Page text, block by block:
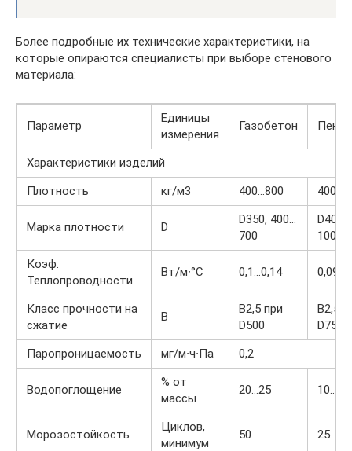
Более подробные их технические характеристики, на
которые опираются специалисты при выборе стенового
материала:
Параметр
Единицы
измерения
Газобетон
Характеристики изделий
Плотность
кг/м3 400…800
Марка плотности D
D350, 400…
700
Коэф.
Теплопроводности
Вт/м∙°С 0,1…0,14
Класс прочности на
сжатие
B
B2,5 при
D500
B2,5
D750
Паропроницаемость
мг/м∙ч∙Па 0,2
Водопоглощение
% от
массы
20…25 10…16
Морозостойкость
Циклов,
минимум
50 25